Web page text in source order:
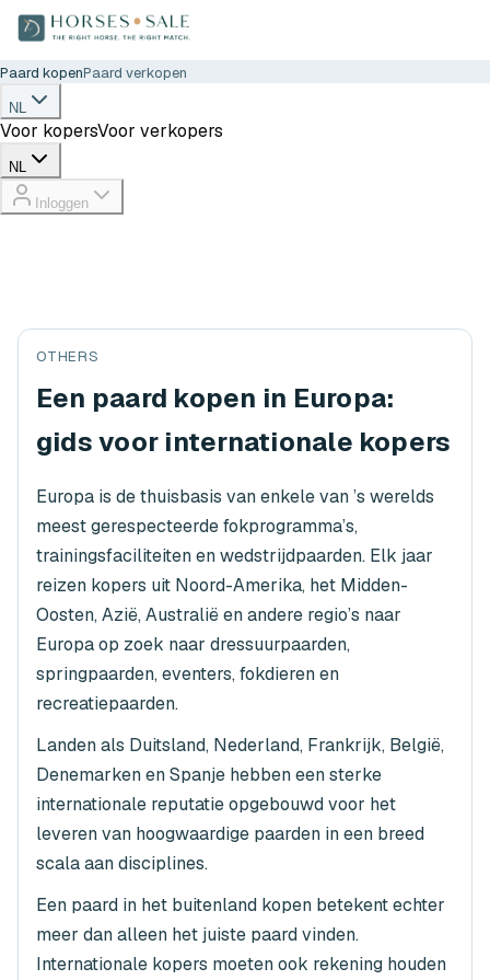
Paard kopenPaard verkopen
NL
Voor kopersVoor verkopers
NL
Inloggen
OTHERS
Een paard kopen in Europa:
gids voor internationale kopers
Europa is de thuisbasis van enkele van ’s werelds
meest gerespecteerde fokprogramma’s,
trainingsfaciliteiten en wedstrijdpaarden. Elk jaar
reizen kopers uit Noord-Amerika, het Midden-
Oosten, Azië, Australië en andere regio’s naar
Europa op zoek naar dressuurpaarden,
springpaarden, eventers, fokdieren en
recreatiepaarden.
Landen als Duitsland, Nederland, Frankrijk, België,
Denemarken en Spanje hebben een sterke
internationale reputatie opgebouwd voor het
leveren van hoogwaardige paarden in een breed
scala aan disciplines.
Een paard in het buitenland kopen betekent echter
meer dan alleen het juiste paard vinden.
Internationale kopers moeten ook rekening houden